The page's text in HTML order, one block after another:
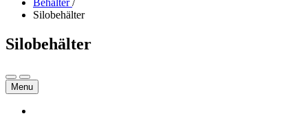
Behälter /
Silobehälter
Silobehälter
Menu